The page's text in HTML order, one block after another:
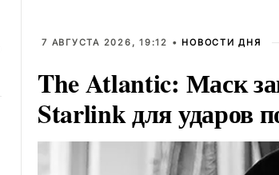
7 АВГУСТА 2026, 19:12 • НОВОСТИ ДНЯ
The Atlantic: Маск
Starlink для ударов